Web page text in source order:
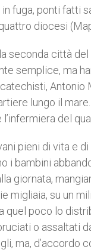
fuga, ponti fatti
diocesi
seconda città
semplice, ma
Antonio
lungo il
l’infermiera del
pieni di vita e
i bambini
giornata,
migliaia, su un
quel poco lo
o assaltati
ma, d’accordo